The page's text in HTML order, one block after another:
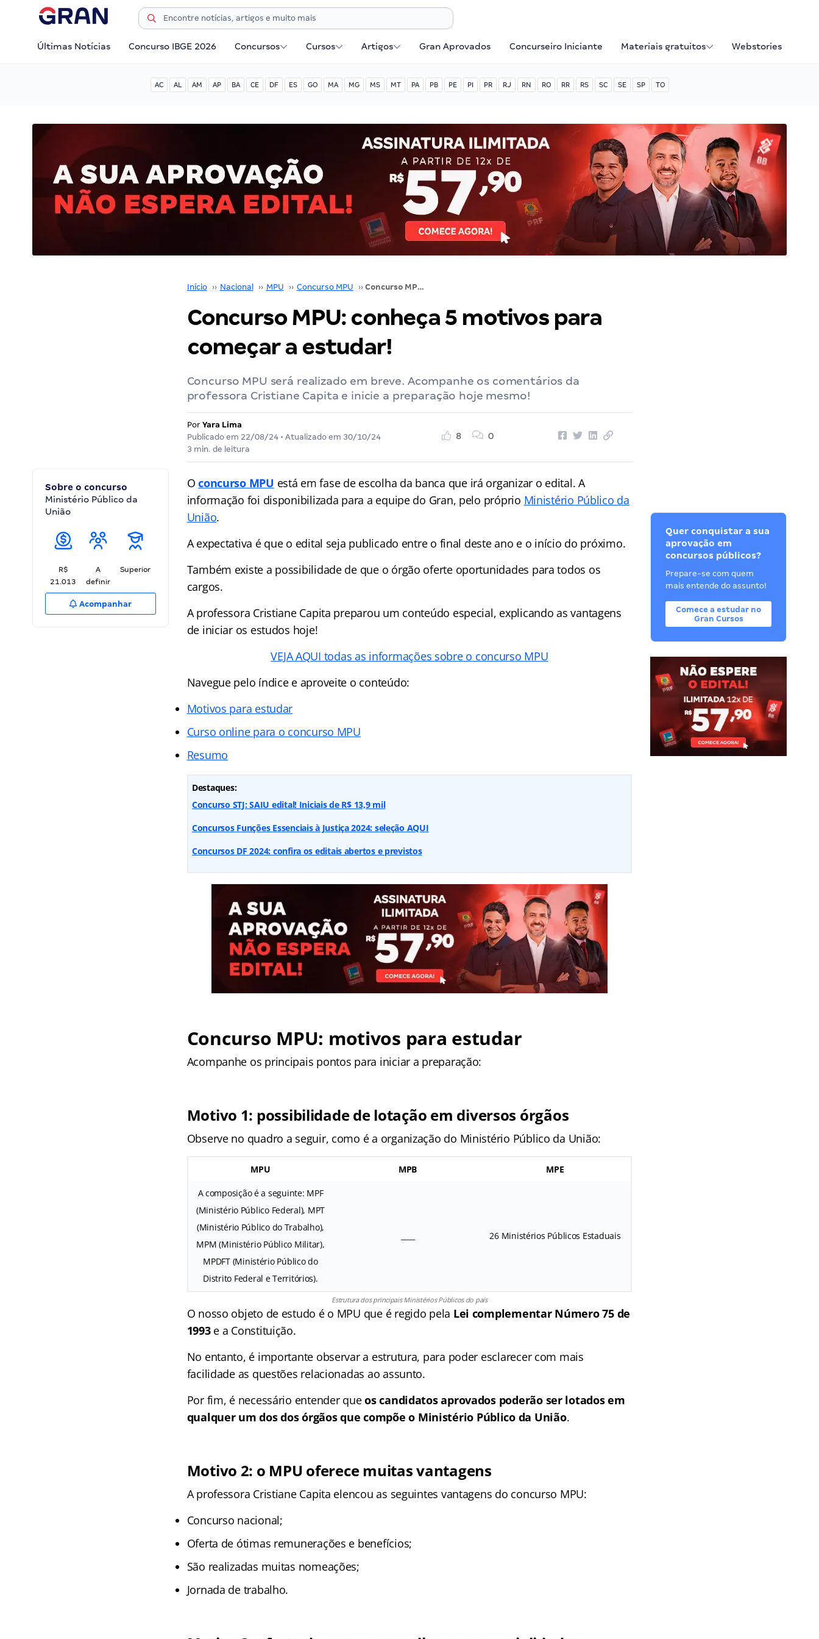
Últimas Notícias Concurso IBGE 2026 Concursos Cursos Artigos Gran Aprovados Concurseiro Iniciante Materiais gratuitos Webstories
AC AL AM AP BA CE DF ES GO MA MG MS MT PA PB PE PI PR RJ RN RO RR RS SC SE SP TO
Início ›› Nacional ›› MPU ›› Concurso MPU ›› Concurso MPU: conheça 5 motivos para começar a estudar!
Concurso MPU: conheça 5 motivos para
começar a estudar!
Concurso MPU será realizado em breve. Acompanhe os comentários da
professora Cristiane Capita e inicie a preparação hoje mesmo!
Por Yara Lima
Publicado em 22/08/24• Atualizado em 30/10/24
3 min. de leitura
8 0
Sobre o concurso
Ministério Público da
União
R$
21.013
A
definir
Superior
Acompanhar
Oconcurso MPU está em fase de escolha da banca que irá organizar o edital. A
informação foi disponibilizada para a equipe do Gran, pelo próprio Ministério Público da
União.
A expectativa é que o edital seja publicado entre o final deste ano e o início do próximo.
Também existe a possibilidade de que o órgão oferte oportunidades para todos os
cargos.
A professora Cristiane Capita preparou um conteúdo especial, explicando as vantagens
de iniciar os estudos hoje!
VEJA AQUI todas as informações sobre o concurso MPU
Navegue pelo índice e aproveite o conteúdo:
Motivos para estudar
Curso online para o concurso MPU
Resumo
Destaques:
Concurso STJ: SAIU edital! Iniciais de R$ 13,9 mil
Concursos Funções Essenciais à Justiça 2024: seleção AQUI
Concursos DF 2024: confira os editais abertos e previstos
Concurso MPU: motivos para estudar
Acompanhe os principais pontos para iniciar a preparação:
Motivo 1: possibilidade de lotação em diversos órgãos
Observe no quadro a seguir, como é a organização do Ministério Público da União:
MPU MPB MPE
A composição é a seguinte: MPF
(Ministério Público Federal), MPT
(Ministério Público do Trabalho),
MPM (Ministério Público Militar),
MPDFT (Ministério Público do
Distrito Federal e Territórios).
26 Ministérios Públicos Estaduais
Estrutura dos principais Ministérios Públicos do país
O nosso objeto de estudo é o MPU que é regido pela Lei complementar Número 75 de
1993e a Constituição.
No entanto, é importante observar a estrutura, para poder esclarecer com mais
facilidade as questões relacionadas ao assunto.
Por fim, é necessário entender queos candidatos aprovados poderão ser lotados em
qualquer um dos dos órgãos que compõe o Ministério Público da União.
Motivo 2: o MPU oferece muitas vantagens
A professora Cristiane Capita elencou as seguintes vantagens do concurso MPU:
Concurso nacional;
Oferta de ótimas remunerações e benefícios;
São realizadas muitas nomeações;
Jornada de trabalho.
Quer conquistar a sua
aprovação em
concursos públicos?
Prepare-se com quem
mais entende do assunto!
Comece a estudar no
Gran Cursos